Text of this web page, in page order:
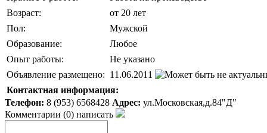
Возраст:
от 20 лет
Пол:
Мужской
Образование:
Любое
Опыт работы:
Не указано
Объявление размещено: 11.06.2011
Контактная информация:
Телефон: 8 (953) 6568428 Адрес: ул.Московская,д.84"Д"
Комментарии (0) написать